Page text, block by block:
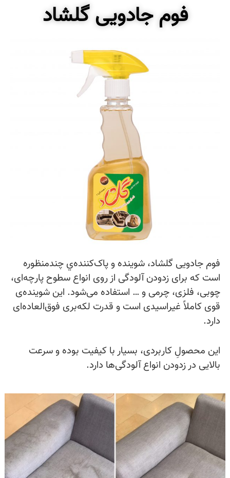
فوم جادویی گلشاد
فوم جادویی گلشاد، شوینده و پاک‌کننده‌‌ي چندمنظوره‌
است که برای زدودن آلودگی از روی انواع سطوح پارچه‌ای،
چوبی، فلزی، چرمی و … استفاده می‌شود. این شوینده‌ی
قوی کاملاً غیراسیدی است و قدرت لکه‌بری فوق‌العاده‌ای
دارد.
این محصولِ کاربردی، بسیار با کیفیت بوده و سرعت
بالایی در زدودن انواع آلودگی‌ها دارد.